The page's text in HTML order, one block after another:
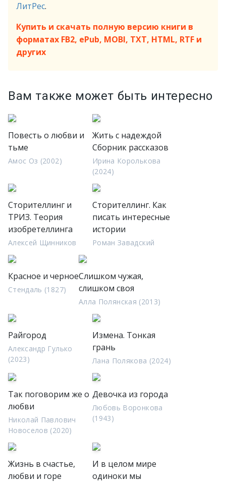
ЛитРес.
Купить и скачать полную версию книги в
форматах FB2, ePub, MOBI, TXT, HTML, RTF и
других
Вам также может быть интересно
Повесть о любви и
тьме
Амос Оз (2002)
Жить с надеждой
Сборник рассказов
Ирина Королькова
(2024)
Сторителлинг и
ТРИЗ. Теория
изобретеллинга
Алексей Щинников
Сторителлинг. Как
писать интересные
истории
Роман Завадский
Красное и черное
Стендаль (1827)
Слишком чужая,
слишком своя
Алла Полянская (2013)
Райгород
Александр Гулько
(2023)
Измена. Тонкая
грань
Лана Полякова (2024)
Так поговорим же о
любви
Николай Павлович
Новоселов (2020)
Девочка из города
Любовь Воронкова
(1943)
Жизнь в счастье,
любви и горе
И в целом мире
одиноки мы